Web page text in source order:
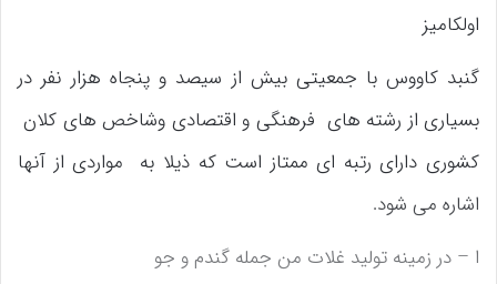
اولکامیز
گنبد کاووس با جمعیتی بیش از سیصد و پنجاه هزار نفر در
بسیاری از رشته های فرهنگی و اقتصادی وشاخص های کلان
کشوری دارای رتبه ای ممتاز است که ذیلا به مواردی از آنها
اشاره می شود.
ا – در زمینه تولید غلات من جمله گندم و جو